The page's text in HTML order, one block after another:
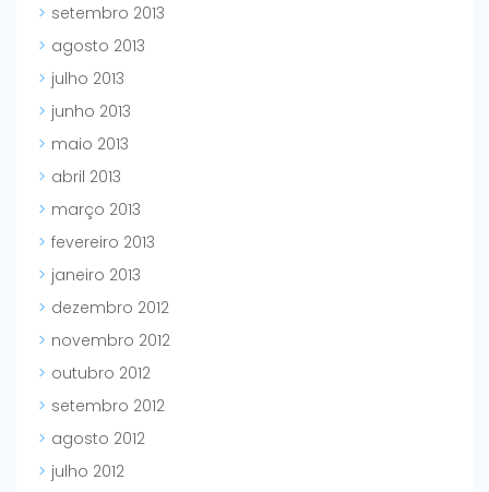
setembro 2013
agosto 2013
julho 2013
junho 2013
maio 2013
abril 2013
março 2013
fevereiro 2013
janeiro 2013
dezembro 2012
novembro 2012
outubro 2012
setembro 2012
agosto 2012
julho 2012